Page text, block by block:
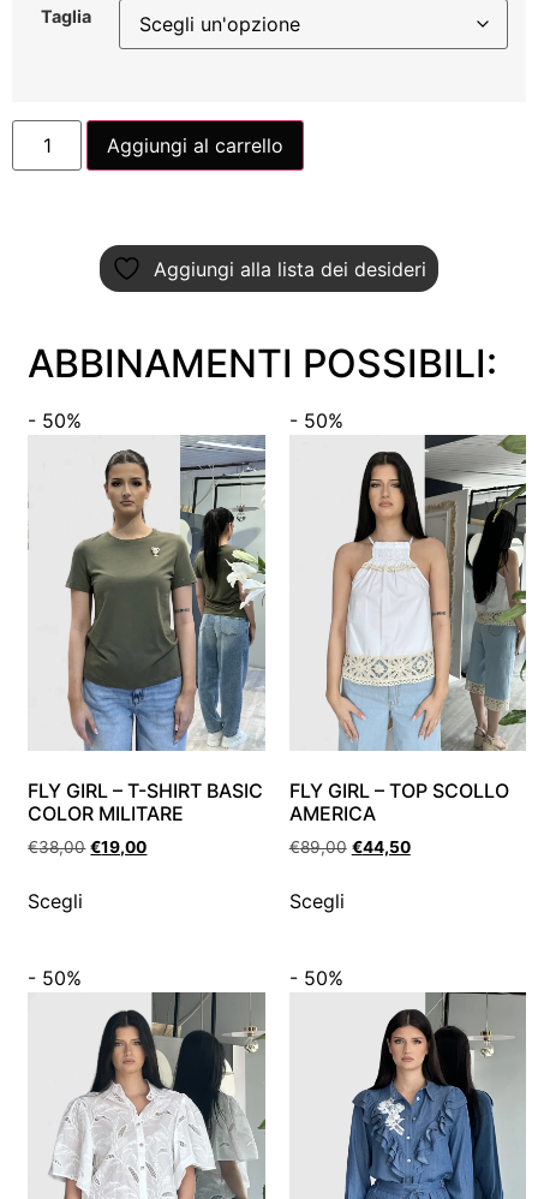
Taglia
Aggiungi al carrello
Aggiungi alla lista dei desideri
ABBINAMENTI POSSIBILI:
- 50%
FLY GIRL – T-SHIRT BASIC
COLOR MILITARE
€38,00 €19,00
Scegli
- 50%
FLY GIRL – TOP SCOLLO
AMERICA
€89,00 €44,50
Scegli
- 50% - 50%